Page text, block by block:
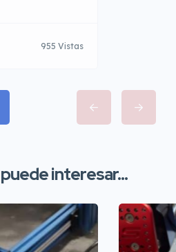
955 Vistas
interesar...